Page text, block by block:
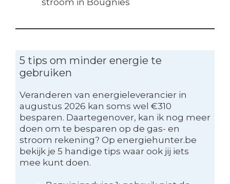
stroom in Bougnies
5 tips om minder energie te
gebruiken
Veranderen van energieleverancier in
augustus 2026 kan soms wel €310
besparen. Daartegenover, kan ik nog meer
doen om te besparen op de gas- en
stroom rekening? Op energiehunter.be
bekijk je 5 handige tips waar ook jij iets
mee kunt doen.